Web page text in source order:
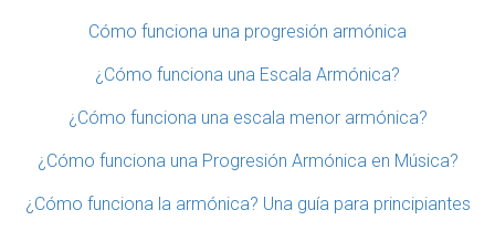
Cómo funciona una progresión armónica
¿Cómo funciona una Escala Armónica?
¿Cómo funciona una escala menor armónica?
¿Cómo funciona una Progresión Armónica en Música?
¿Cómo funciona la armónica? Una guía para principiantes